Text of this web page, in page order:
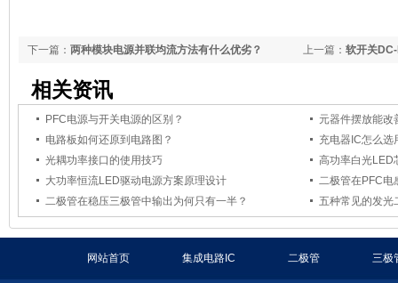
上一篇： 软开关
下一篇： 两种模块电源并联均流方法有什么优劣？
相关资讯
PFC电源与开关电源的区别？
元器件摆放能改
电路板如何还原到电路图？
充电器IC怎么选
光耦功率接口的使用技巧
高功率白光LED
大功率恒流LED驱动电源方案原理设计
二极管在PFC电
二极管在稳压三极管中输出为何只有一半？
五种常见的发光
网站首页 集成电路IC 二极管 三极